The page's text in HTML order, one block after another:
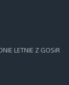
LETNIE Z GOSiR